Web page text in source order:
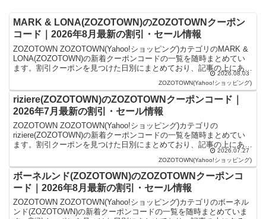
MARK & LONA(ZOZOTOWN)のZOZOTOWNクーポン
コード｜2026年8月最新の割引・セール情報
ZOZOTOWN ZOZOTOWN(Yahoo!ショッピング)カテゴリのMARK &
LONA(ZOZOTOWN)の新着クーポンコードの一覧を随時まとめてい
ます。割引クーポンを見つけた日別にまとめており、記事の上にある
2026.08.03
ZOZOTOWN(Yahoo!ショッピング)
riziere(ZOZOTOWN)のZOZOTOWNクーポンコード｜
2026年7月最新の割引・セール情報
ZOZOTOWN ZOZOTOWN(Yahoo!ショッピング)カテゴリの
riziere(ZOZOTOWN)の新着クーポンコードの一覧を随時まとめてい
ます。割引クーポンを見つけた日別にまとめており、記事の上にある
2026.07.27
ZOZOTOWN(Yahoo!ショッピング)
ボーネルンド(ZOZOTOWN)のZOZOTOWNクーポンコ
ード｜2026年8月最新の割引・セール情報
ZOZOTOWN ZOZOTOWN(Yahoo!ショッピング)カテゴリのボーネル
ンド(ZOZOTOWN)の新着クーポンコードの一覧を随時まとめていま